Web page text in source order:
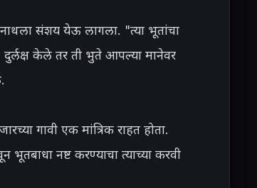
संशय येऊ लागला. "त्या भूतांचा
दुर्लक्ष केले तर ती भुते आपल्या मानेवर
गावी एक मांत्रिक राहत होता.
भूतबाधा नष्ट करण्याचा त्याच्या करवी